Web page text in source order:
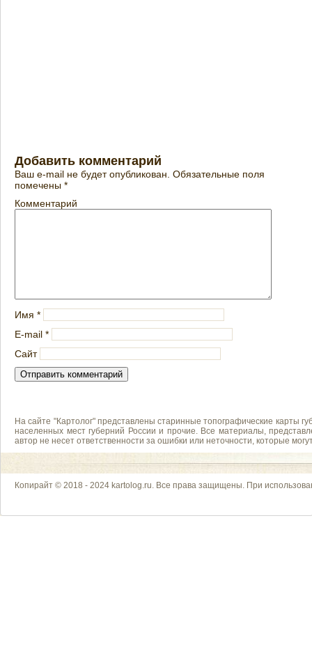
Добавить комментарий
Ваш e-mail не будет опубликован. Обязательные поля
помечены *
Комментарий
Имя *
E-mail *
Сайт
На сайте "Картолог" представлены старинные топографические карты
населенных мест губерний России и прочие. Все материалы,
автор не несет ответственности за ошибки или неточности, которые
Копирайт © 2018 - 2024 kartolog.ru. Все права защищены. При